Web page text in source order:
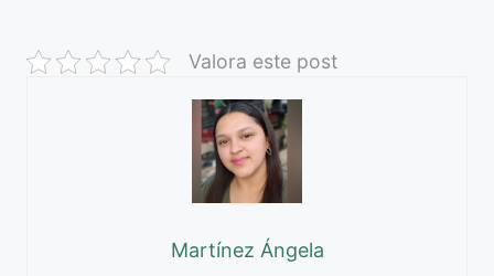
Valora este post
Martínez Ángela